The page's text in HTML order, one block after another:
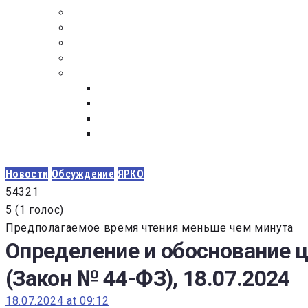
Новости Обсуждение ЯРКО
54321
5 (1 голос)
Предполагаемое время чтения меньше чем минута
Определение и
(Закон № 44-ФЗ), 18.07.2024
18.07.2024 at 09:12